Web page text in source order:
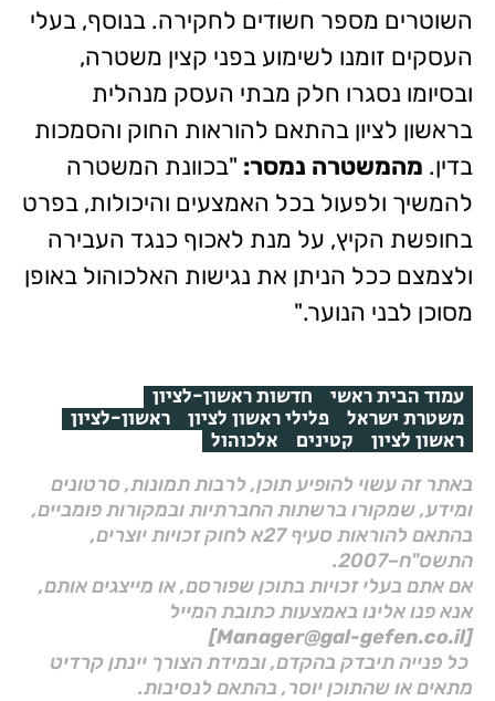
השוטרים מספר חשודים לחקירה. בנוסף, בעלי
העסקים זומנו לשימוע בפני קצין משטרה,
ובסיומו נסגרו חלק מבתי העסק מנהלית
בראשון לציון בהתאם להוראות החוק והסמכות
בדין. מהמשטרה נמסר: "בכוונת המשטרה
להמשיך ולפעול בכל האמצעים והיכולות, בפרט
בחופשת הקיץ, על מנת לאכוף כנגד העבירה
ולצמצם ככל הניתן את נגישות האלכוהול באופן
מסוכן לבני הנוער."
עמוד הבית ראשי חדשות ראשון-לציון
משטרת ישראל פלילי ראשון לציון ראשון-לציון
ראשון לציון קטינים אלכוהול
באתר זה עשוי להופיע תוכן, לרבות תמונות, סרטונים
ומידע, שמקורו ברשתות החברתיות ובמקורות פומביים,
בהתאם להוראות סעיף 27א לחוק זכויות יוצרים,
התשס"ח–2007.
אם אתם בעלי זכויות בתוכן שפורסם, או מייצגים אותם,
אנא פנו אלינו באמצעות כתובת המייל
[Manager@gal-gefen.co.il]
כל פנייה תיבדק בהקדם, ובמידת הצורך יינתן קרדיט
מתאים או שהתוכן יוסר, בהתאם לנסיבות.